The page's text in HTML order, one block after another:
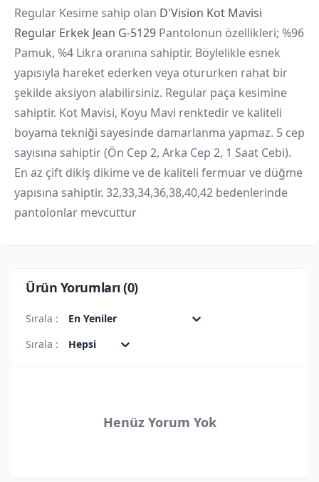
Regular Kesime sahip olan D'Vision Kot Mavisi
Regular Erkek Jean G-5129 Pantolonun özellikleri; %96
Pamuk, %4 Likra oranına sahiptir. Böylelikle esnek
yapısıyla hareket ederken veya otururken rahat bir
şekilde aksiyon alabilirsiniz. Regular paça kesimine
sahiptir. Kot Mavisi, Koyu Mavi renktedir ve kaliteli
boyama tekniği sayesinde damarlanma yapmaz. 5 cep
sayısına sahiptir (Ön Cep 2, Arka Cep 2, 1 Saat Cebi).
En az çift dikiş dikime ve de kaliteli fermuar ve düğme
yapısına sahiptir. 32,33,34,36,38,40,42 bedenlerinde
pantolonlar mevcuttur
Ürün Yorumları (0)
Sırala :
En Yeniler
Sırala :
Hepsi
Henüz Yorum Yok